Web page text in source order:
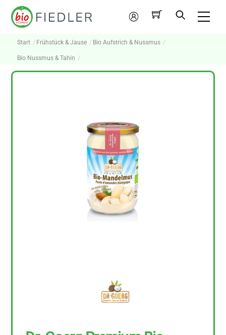
Skip
Mein
Konto
Start Frühstück & Jause Bio Aufstrich & Nussmus
Bio Nussmus & Tahin